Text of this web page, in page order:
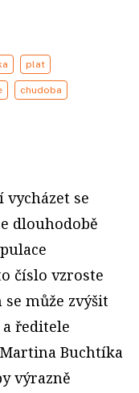
plat
chudoba
vycházet se
dlouhodobě
číslo vzroste
může zvýšit
ředitele
Buchtíka
výrazně